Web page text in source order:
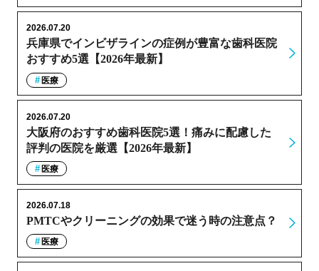
兵庫県でインビザラインの症例が豊富な歯科医院
おすすめ5選【2026年最新】
2026.07.20
医療
大阪府のおすすめ歯科医院5選！痛みに配慮した
評判の医院を厳選【2026年最新】
2026.07.20
医療
PMTCやクリーニングの効果で迷う時の注意点？
2026.07.18
医療